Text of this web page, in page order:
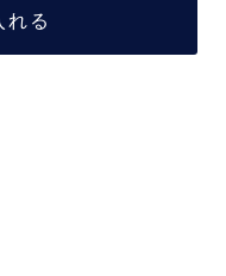
れる